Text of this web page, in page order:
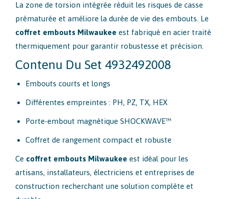
La zone de torsion intégrée réduit les risques de casse
prématurée et améliore la durée de vie des embouts. Le
coffret embouts Milwaukee est fabriqué en acier traité
thermiquement pour garantir robustesse et précision.
Contenu Du Set 4932492008
Embouts courts et longs
Différentes empreintes : PH, PZ, TX, HEX
Porte-embout magnétique SHOCKWAVE™
Coffret de rangement compact et robuste
Ce coffret embouts Milwaukee est idéal pour les
artisans, installateurs, électriciens et entreprises de
construction recherchant une solution complète et